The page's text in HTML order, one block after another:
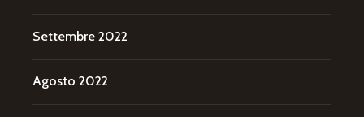
Settembre 2022
Agosto 2022